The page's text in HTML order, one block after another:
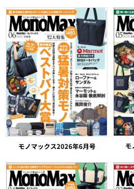
モノマックス2026年6月号 モ